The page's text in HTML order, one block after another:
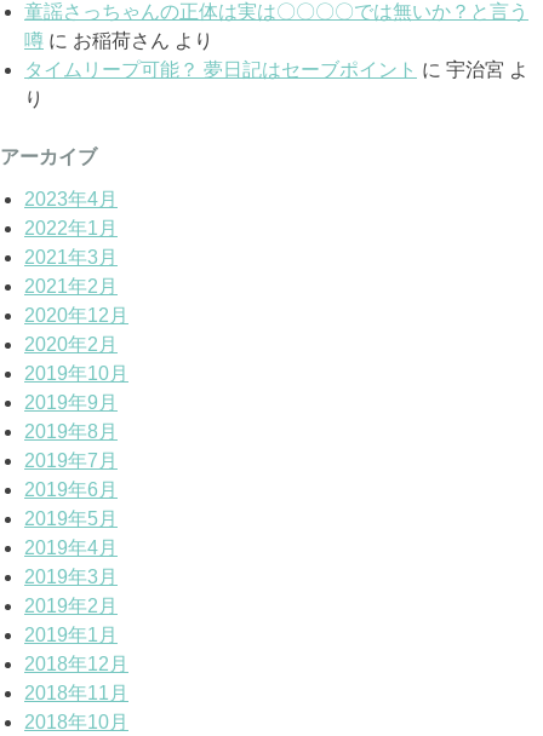
童謡さっちゃんの正体は実は〇〇〇〇では無いか？と言う
噂 に お稲荷さん より
タイムリープ可能？ 夢日記はセーブポイント に 宇治宮 よ
り
アーカイブ
2023年4月
2022年1月
2021年3月
2021年2月
2020年12月
2020年2月
2019年10月
2019年9月
2019年8月
2019年7月
2019年6月
2019年5月
2019年4月
2019年3月
2019年2月
2019年1月
2018年12月
2018年11月
2018年10月